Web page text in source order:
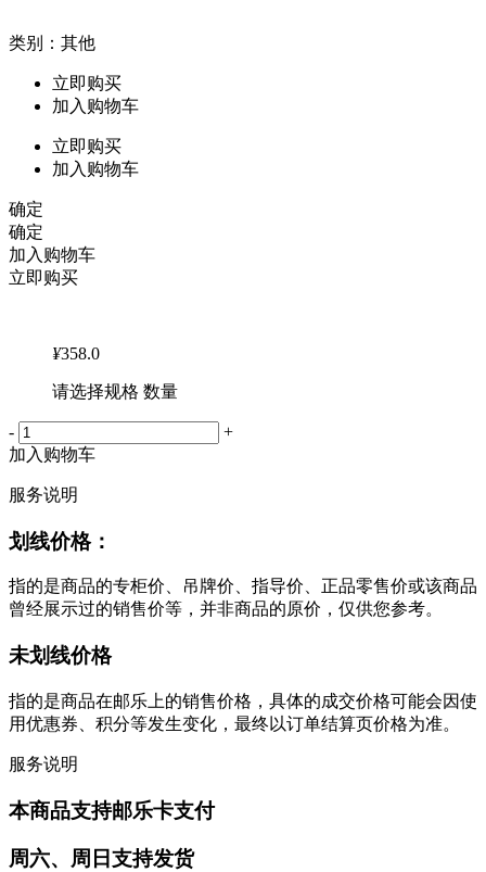
类别：其他
立即购买
加入购物车
立即购买
加入购物车
确定
确定
加入购物车
立即购买
¥358.0
请选择规格 数量
-
+
加入购物车
服务说明
划线价格：
指的是商品的专柜价、吊牌价、指导价、正品零售价或该商品
曾经展示过的销售价等，并非商品的原价，仅供您参考。
未划线价格
指的是商品在邮乐上的销售价格，具体的成交价格可能会因使
用优惠券、积分等发生变化，最终以订单结算页价格为准。
服务说明
本商品支持邮乐卡支付
周六、周日支持发货